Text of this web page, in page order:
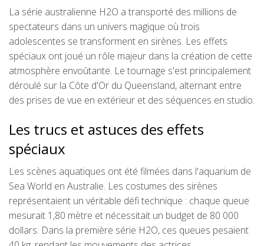
La série australienne H2O a transporté des millions de
spectateurs dans un univers magique où trois
adolescentes se transforment en sirènes. Les effets
spéciaux ont joué un rôle majeur dans la création de cette
atmosphère envoûtante. Le tournage s'est principalement
déroulé sur la Côte d'Or du Queensland, alternant entre
des prises de vue en extérieur et des séquences en studio.
Les trucs et astuces des effets
spéciaux
Les scènes aquatiques ont été filmées dans l'aquarium de
Sea World en Australie. Les costumes des sirènes
représentaient un véritable défi technique : chaque queue
mesurait 1,80 mètre et nécessitait un budget de 80 000
dollars. Dans la première série H2O, ces queues pesaient